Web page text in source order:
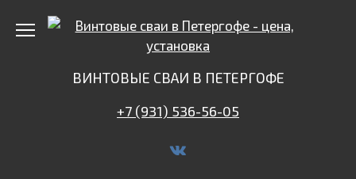
ВИНТОВЫЕ СВАИ В ПЕТЕРГОФЕ
+7 (931) 536-56-05